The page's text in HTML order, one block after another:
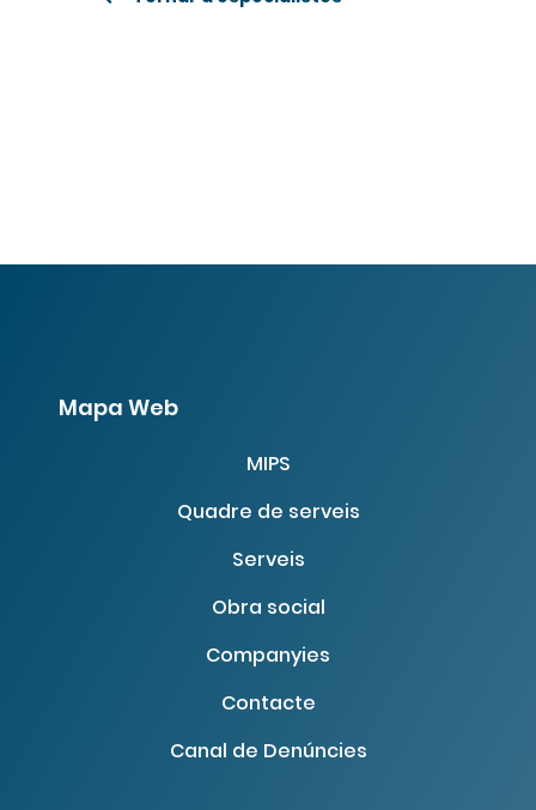
Mapa Web
MIPS
Quadre de serveis
Serveis
Obra social
Companyies
Contacte
Canal de Denúncies